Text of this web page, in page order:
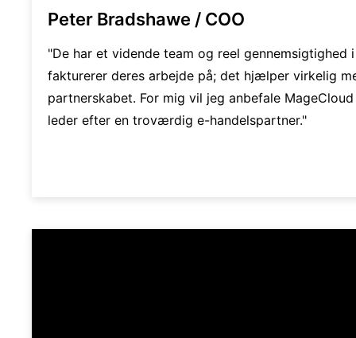
Peter Bradshawe / COO
"De har et vidende team og reel gennemsigtighed
fakturerer deres arbejde på; det hjælper virkelig
partnerskabet. For mig vil jeg anbefale
leder efter en troværdig e-handelspartner."